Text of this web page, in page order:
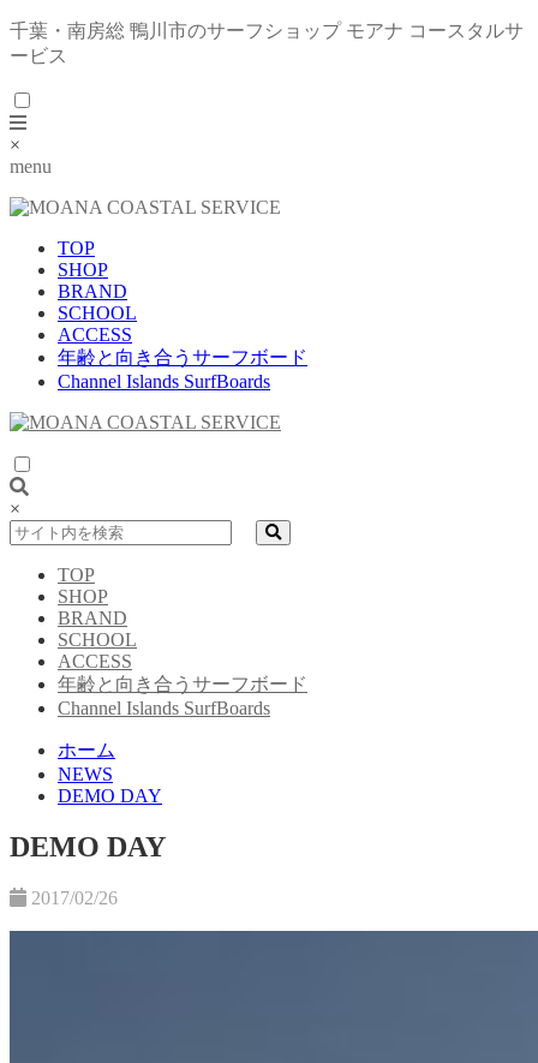
千葉・南房総 鴨川市のサーフショップ モアナ コースタルサ
ービス
×
menu
TOP
SHOP
BRAND
SCHOOL
ACCESS
年齢と向き合うサーフボード
Channel Islands SurfBoards
×
TOP
SHOP
BRAND
SCHOOL
ACCESS
年齢と向き合うサーフボード
Channel Islands SurfBoards
ホーム
NEWS
DEMO DAY
DEMO DAY
2017/02/26